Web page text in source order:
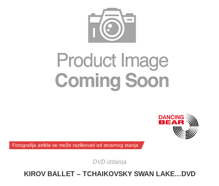
Fotografija artikla se može razlikovati od stvarnog stanja
DVD izdanja
KIROV BALLET – TCHAIKOVSKY SWAN LAKE…DVD